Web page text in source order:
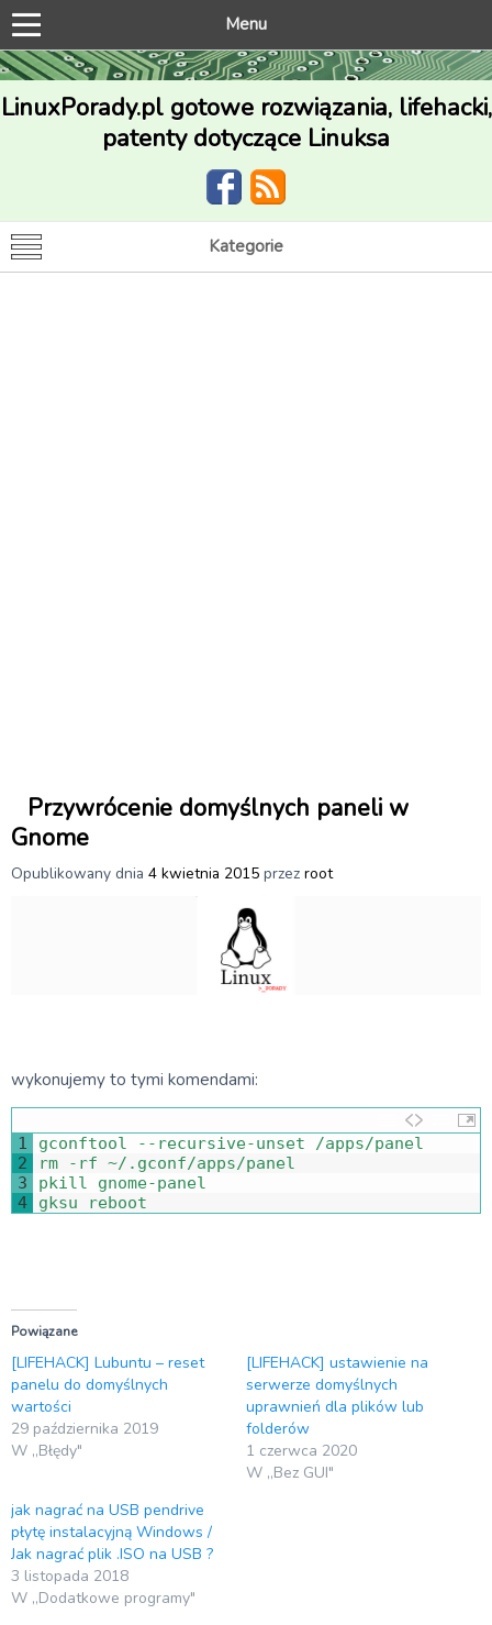
Menu
LinuxPorady.pl gotowe rozwiązania, lifehacki,
patenty dotyczące Linuksa
Kategorie
Przywrócenie domyślnych paneli w
Gnome
Opublikowany dnia 4 kwietnia 2015 przez root
wykonujemy to tymi komendami:
1
2
3
4
gconftool -- recursive-unset /apps/panel
rm
- rf ~/ . gconf/apps/panel
pkill gnome-panel
gksu
reboot
Powiązane
[LIFEHACK] Lubuntu – reset
panelu do domyślnych
wartości
29 października 2019
W „Błędy"
[LIFEHACK] ustawienie na
serwerze domyślnych
uprawnień dla plików lub
folderów
1 czerwca 2020
W „Bez GUI"
jak nagrać na USB pendrive
płytę instalacyjną Windows /
Jak nagrać plik .ISO na USB ?
3 listopada 2018
W „Dodatkowe programy"